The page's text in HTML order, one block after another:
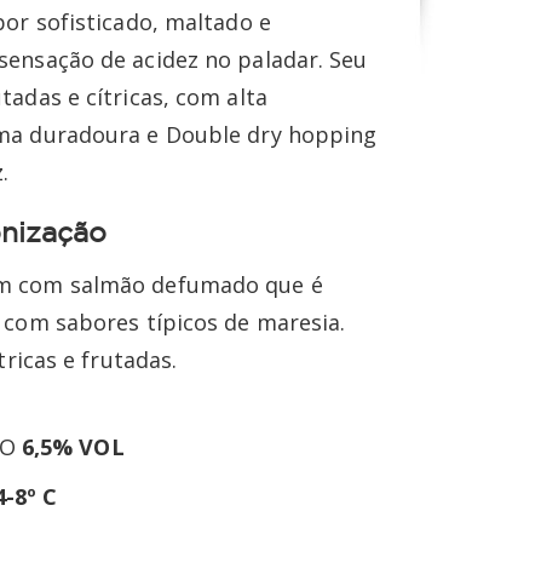
sofisticado, maltado e
de acidez no paladar. Seu
e cítricas, com alta
duradoura e Double dry hopping
com salmão defumado que é
sabores típicos de maresia.
e frutadas.
6,5% VOL
8º C